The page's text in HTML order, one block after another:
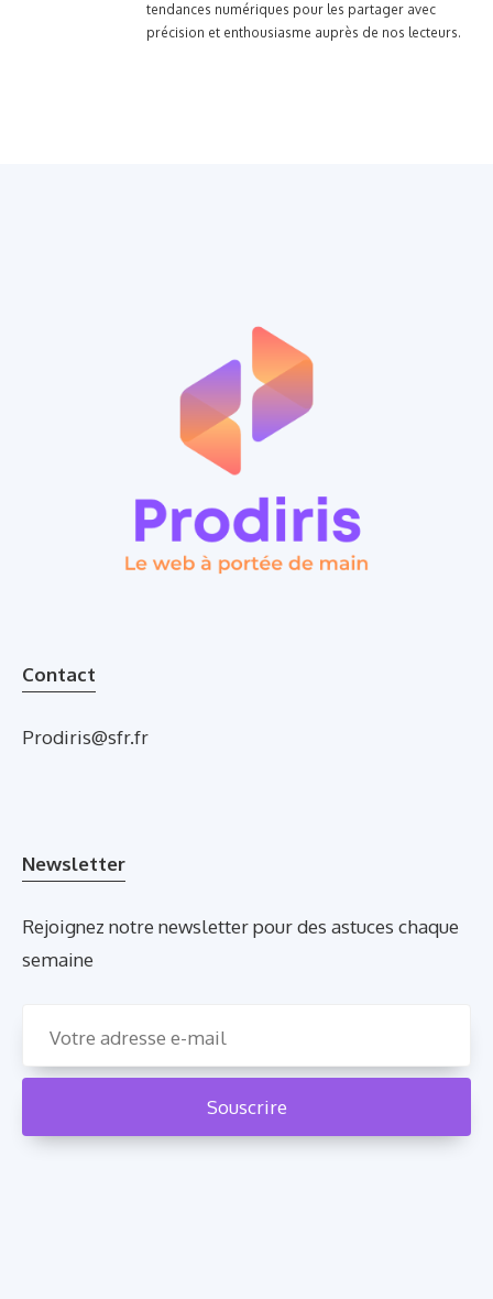
tendances numériques pour les partager avec
précision et enthousiasme auprès de nos lecteurs.
Contact
Prodiris@sfr.fr
Newsletter
Rejoignez notre newsletter pour des astuces chaque
semaine